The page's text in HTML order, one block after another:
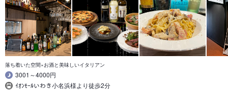
落ち着いた空間×お酒と美味しいイタリアン
3001～4000円
ｲｵﾝﾓｰﾙいわき小名浜様より徒歩2分